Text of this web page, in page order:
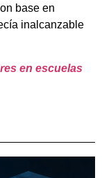
base en
inalcanzable
en escuelas